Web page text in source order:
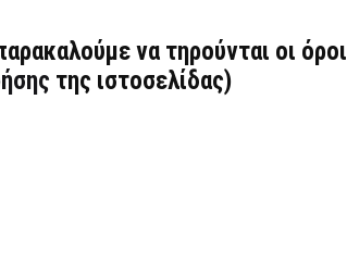
να τηρούνται οι όροι
της ιστοσελίδας)